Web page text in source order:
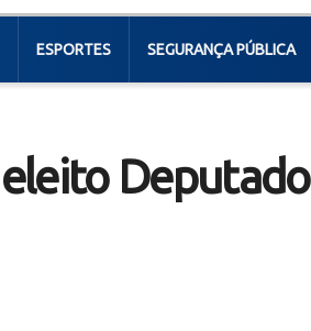
ESPORTES SEGURANÇA PÚBLICA
Deputado